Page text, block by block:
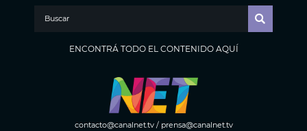
ENCONTRÁ TODO EL CONTENIDO AQUÍ
contacto@canalnet.tv/ prensa@canalnet.tv